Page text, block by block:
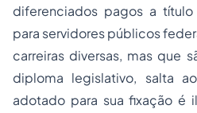
diferenciados pagos a
para servidores públicos
carreiras diversas, mas que
diploma legislativo, salta
adotado para sua fixação é